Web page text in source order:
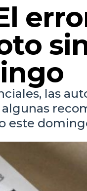
las
este